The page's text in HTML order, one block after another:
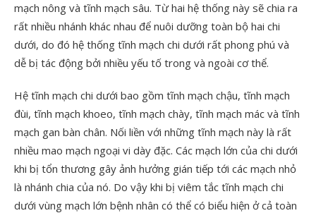
mạch nông và tĩnh mạch sâu. Từ hai hệ thống này sẽ chia ra
rất nhiều nhánh khác nhau để nuôi dưỡng toàn bộ hai chi
dưới, do đó hệ thống tĩnh mạch chi dưới rất phong phú và
dễ bị tác động bởi nhiều yếu tố trong và ngoài cơ thể.
Hệ tĩnh mạch chi dưới bao gồm tĩnh mạch chậu, tĩnh mạch
đùi, tĩnh mạch khoeo, tĩnh mạch chày, tĩnh mạch mác và tĩnh
mạch gan bàn chân. Nối liền với những tĩnh mạch này là rất
nhiều mao mạch ngoại vi dày đặc. Các mạch lớn của chi dưới
khi bị tổn thương gây ảnh hưởng gián tiếp tới các mạch nhỏ
là nhánh chia của nó. Do vậy khi bị viêm tắc tĩnh mạch chi
dưới vùng mạch lớn bệnh nhân có thể có biểu hiện ở cả toàn